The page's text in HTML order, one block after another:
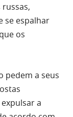
se espalhar
os
pedem a seus
a